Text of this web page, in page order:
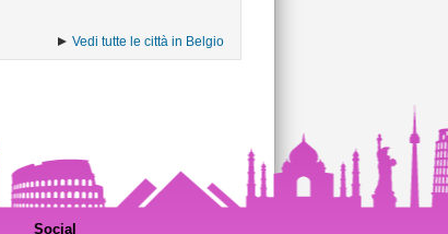
Vedi tutte le città in Belgio
Social